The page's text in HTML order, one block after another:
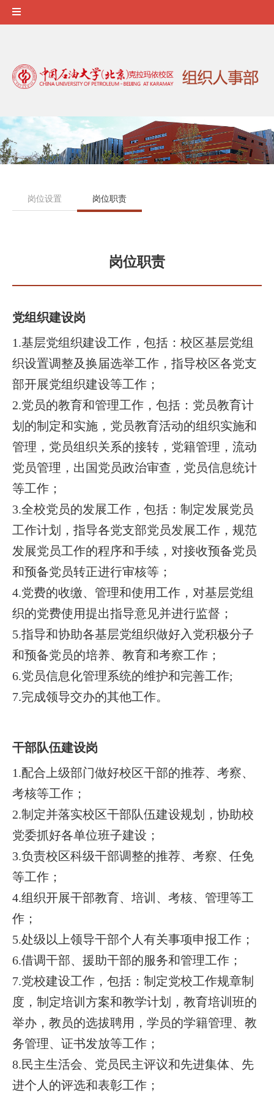
岗位设置 岗位职责
岗位职责
党组织建设岗
1.基层党组织建设工作，包括：校区基层党组
织设置调整及换届选举工作，指导校区各党支
部开展党组织建设等工作；
2.党员的教育和管理工作，包括：党员教育计
划的制定和实施，党员教育活动的组织实施和
管理，党员组织关系的接转，党籍管理，流动
党员管理，出国党员政治审查，党员信息统计
等工作；
3.全校党员的发展工作，包括：制定发展党员
工作计划，指导各党支部党员发展工作，规范
发展党员工作的程序和手续，对接收预备党员
和预备党员转正进行审核等；
4.党费的收缴、管理和使用工作，对基层党组
织的党费使用提出指导意见并进行监督；
5.指导和协助各基层党组织做好入党积极分子
和预备党员的培养、教育和考察工作；
6.党员信息化管理系统的维护和完善工作;
7.完成领导交办的其他工作。
干部队伍建设岗
1.配合上级部门做好校区干部的推荐、考察、
考核等工作；
2.制定并落实校区干部队伍建设规划，协助校
党委抓好各单位班子建设；
3.负责校区科级干部调整的推荐、考察、任免
等工作；
4.组织开展干部教育、培训、考核、管理等工
作；
5.处级以上领导干部个人有关事项申报工作；
6.借调干部、援助干部的服务和管理工作；
7.党校建设工作，包括：制定党校工作规章制
度，制定培训方案和教学计划，教育培训班的
举办，教员的选拔聘用，学员的学籍管理、教
务管理、证书发放等工作；
8.民主生活会、党员民主评议和先进集体、先
进个人的评选和表彰工作；